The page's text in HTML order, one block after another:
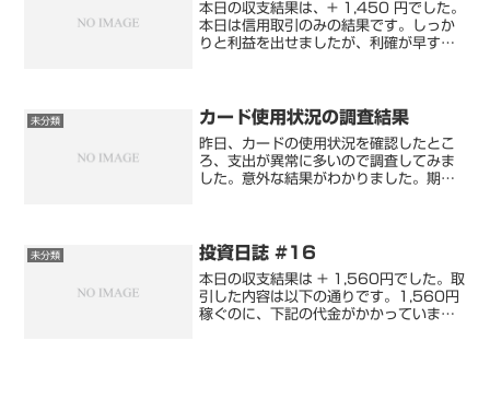
本日の収支結果は、+ 1,450 円でした。
本日は信用取引のみの結果です。しっか
りと利益を出せましたが、利確が早すぎ
務が忙しかったの...
未分類 カード使用状況の調査結果
昨日、カードの使用状況を確認したとこ
ろ、支出が異常に多いので調査してみま
した。意外な結果がわかりました。期間
た。それでは、調査結...
未分類 投資日誌 #16
本日の収支結果は + 1,560円でした。取
引した内容は以下の通りです。1,560円
稼ぐのに、下記の代金がかかっていま